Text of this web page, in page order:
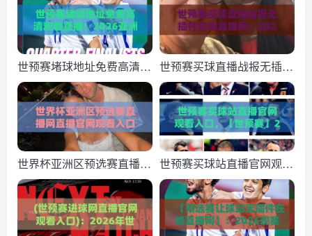
世预赛堵球地址免费高清观
看直播！2026亚洲区生死
战，这份观赛攻略请收好
世预赛买球直播战报无插件
在线直播网：2026年世预
赛观赛指南与最新战报
世界杯亚洲区预选赛直播网
直播官网观看入口，2026
国足生死战看这里！【世界
杯亚洲区预选赛直播网直播
世预赛买球站直播官网观看
入口，【世预赛】2026年
最全观赛指南来了